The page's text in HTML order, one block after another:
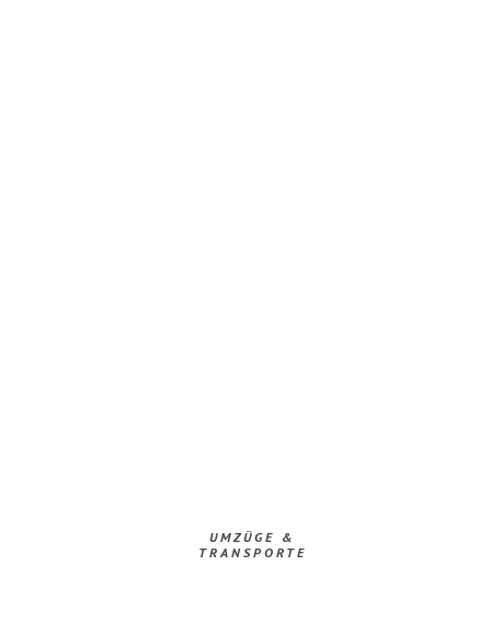
UMZÜGE &
TRANSPORTE